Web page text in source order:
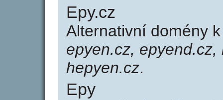
Epy.cz
Alternativní domény
epyen.cz,
hepyen.cz.
Epy